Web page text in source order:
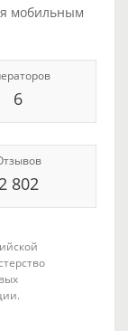
мобильным
6
802